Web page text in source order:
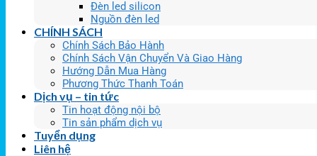
Đèn led silicon
Nguồn đèn led
CHÍNH SÁCH
Chính Sách Bảo Hành
Chính Sách Vận Chuyển Và Giao Hàng
Hướng Dẫn Mua Hàng
Phương Thức Thanh Toán
Dịch vụ – tin tức
Tin hoạt động nội bộ
Tin sản phẩm dịch vụ
Tuyển dụng
Liên hệ